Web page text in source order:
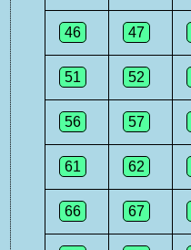
46 47
51 52
56 57
61 62
66 67